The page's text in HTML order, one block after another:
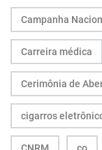
Campanha
Carreira médica
Cerimônia de
cigarros
CNRM co